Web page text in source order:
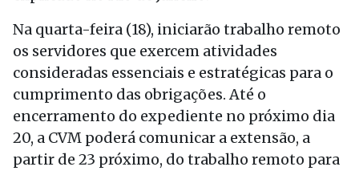
Na quarta-feira (18), iniciarão trabalho remoto
os servidores que exercem atividades
consideradas essenciais e estratégicas para o
cumprimento das obrigações. Até o
encerramento do expediente no próximo dia
20, a CVM poderá comunicar a extensão, a
partir de 23 próximo, do trabalho remoto para